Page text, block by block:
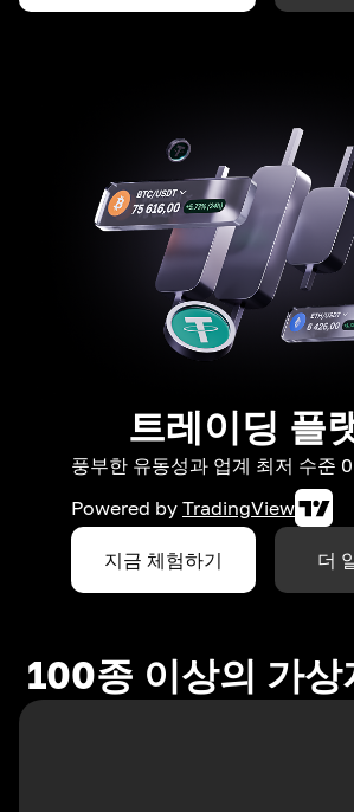
트레이딩 플
풍부한 유동성과 업계 최저 수준
Powered by TradingView
지금 체험하기 더
100종 이상의 가상